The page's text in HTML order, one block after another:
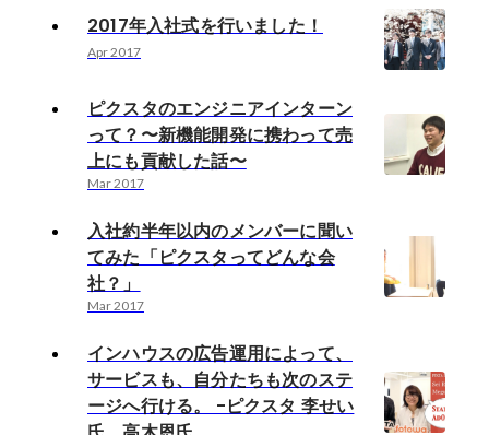
2017年入社式を行いました！
Apr 2017
ピクスタのエンジニアインターン
って？〜新機能開発に携わって売
上にも貢献した話〜
Mar 2017
入社約半年以内のメンバーに聞い
てみた「ピクスタってどんな会
社？」
Mar 2017
インハウスの広告運用によって、
サービスも、自分たちも次のステ
ージへ行ける。 -ピクスタ 李せい